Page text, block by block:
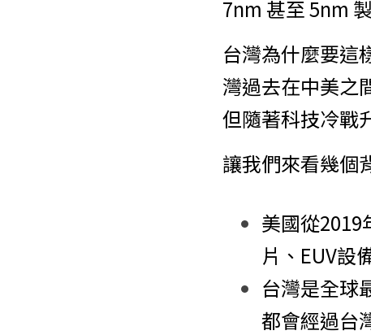
7nm 甚至 5nm
台灣為什麼要這
灣過去在中美之
但隨著科技冷戰
讓我們來看幾個
美國從2019
片、EUV設
台灣是全球
都會經過台